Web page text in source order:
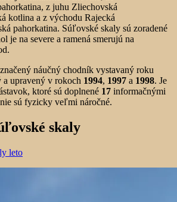
z juhu Zliechovská
kotlina a z východu Rajecká
pahorkatina. Súľovské skaly sú zoradené
je na severe a ramená smerujú na
náučný chodník vystavaný roku
a upravený v rokoch 1994, 1997 a 1998. Je
ktoré sú doplnené 17 informačnými
sú fyzicky veľmi náročné.
skaly